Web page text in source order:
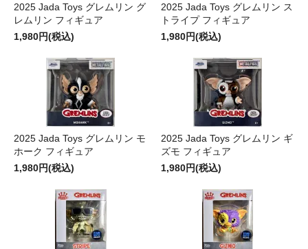
2025 Jada Toys グレムリン グ
レムリン フィギュア
1,980円(税込)
2025 Jada Toys グレムリン ス
トライプ フィギュア
1,980円(税込)
2025 Jada Toys グレムリン モ
ホーク フィギュア
1,980円(税込)
2025 Jada Toys グレムリン ギ
ズモ フィギュア
1,980円(税込)